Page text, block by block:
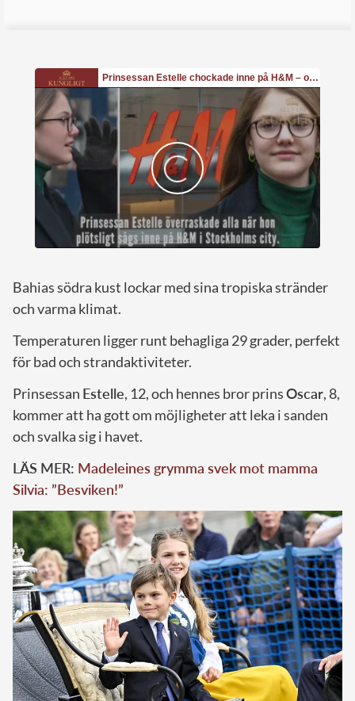
Bahias södra kust lockar med sina tropiska stränder
och varma klimat.
Temperaturen ligger runt behagliga 29 grader, perfekt
för bad och strandaktiviteter.
Prinsessan Estelle, 12, och hennes bror prinsOscar, 8,
kommer att ha gott om möjligheter att leka i sanden
och svalka sig i havet.
LÄS MER: Madeleines grymma svek mot mamma
Silvia: ”Besviken!”